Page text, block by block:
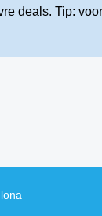
deals. Tip: